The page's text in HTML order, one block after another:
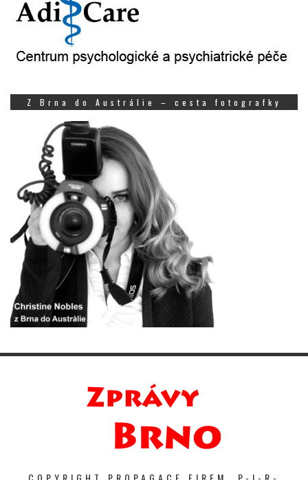
Z Brna do Austrálie – cesta fotografky